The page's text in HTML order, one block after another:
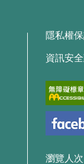
隱私權
資訊安
瀏覽人